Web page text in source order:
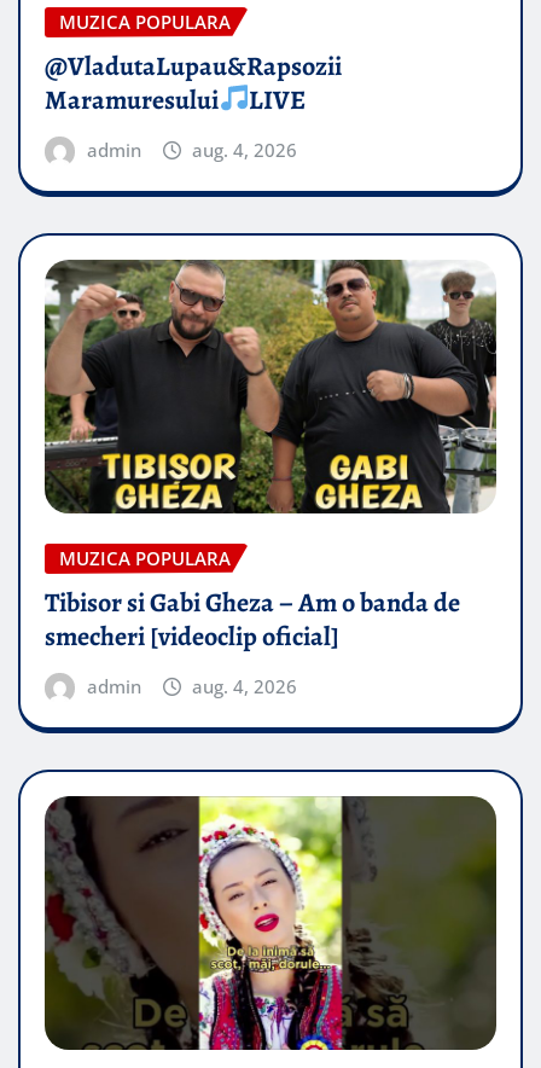
MUZICA POPULARA
@VladutaLupau&Rapsozii
Maramuresului
LIVE
admin aug. 4, 2026
MUZICA POPULARA
Tibisor si Gabi Gheza – Am o banda de
smecheri [videoclip oficial]
admin aug. 4, 2026